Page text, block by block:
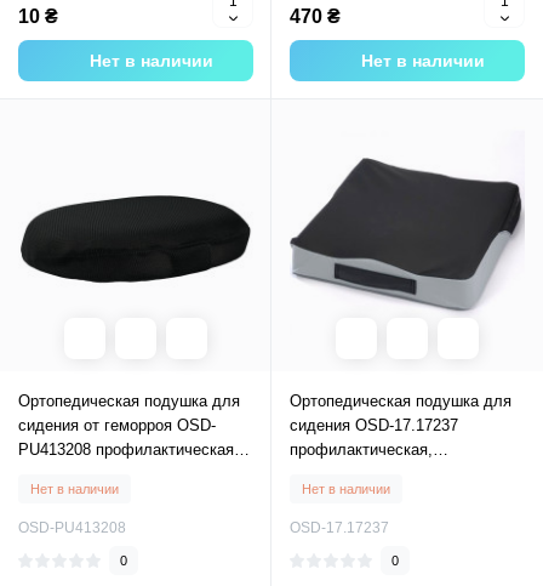
10 ₴
Нет в наличии
470 ₴
Нет в наличии
Ортопедическая подушка для
сидения от геморроя OSD-
PU413208 профилактическая,
ягодицы
Нет в наличии
OSD-PU413208
0
Ортопедическая подушка для
сидения OSD-17.17237
профилактическая,
ягодицы
Нет в наличии
OSD-17.17237
0